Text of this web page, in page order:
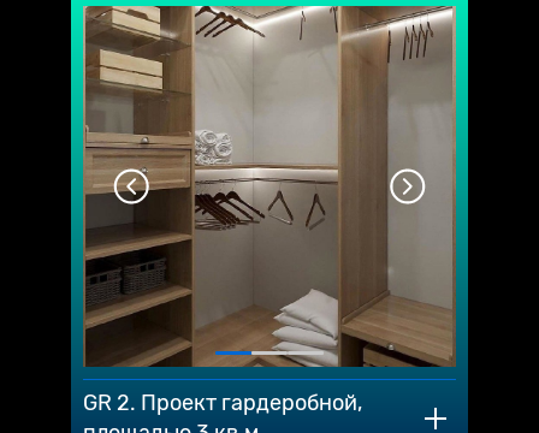
GR 2. Проект гардеробной,